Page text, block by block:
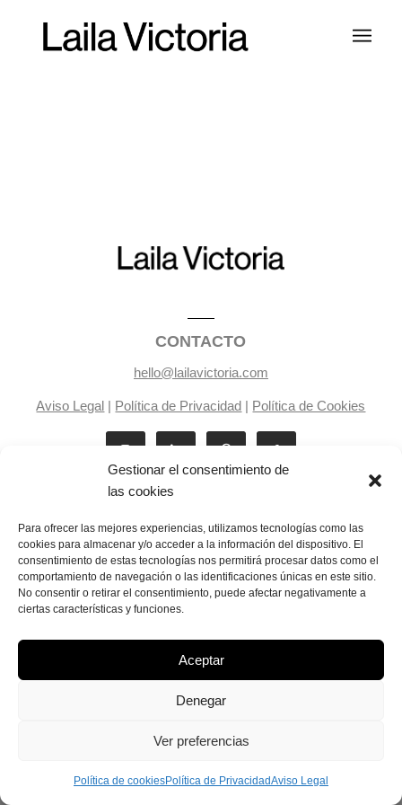
Gestionar el consentimiento de
las cookies
Para ofrecer las mejores experiencias, utilizamos tecnologías como las
cookies para almacenar y/o acceder a la información del dispositivo. El
consentimiento de estas tecnologías nos permitirá procesar datos como el
comportamiento de navegación o las identificaciones únicas en este sitio.
No consentir o retirar el consentimiento, puede afectar negativamente a
ciertas características y funciones.
Aceptar
Denegar
Ver preferencias
Política de cookiesPolítica de PrivacidadAviso Legal
CONTACTO
hello@lailavictoria.com
Aviso Legal | Política de Privacidad | Política de Cookies
Laila Victoria © copyright 2025